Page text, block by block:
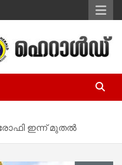
Malayalam
ഇന്ന് മുതല്‍